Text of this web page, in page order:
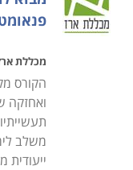
מכללת
הקורס
ואחזקה
משלב